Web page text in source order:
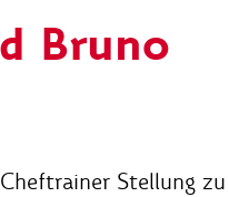
Bruno
Stellung